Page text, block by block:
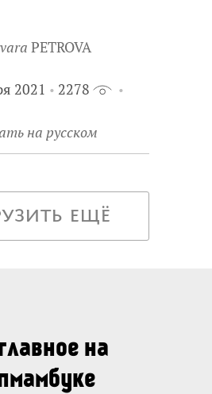
PETROVA
2021 2278
на русском
ещё
на